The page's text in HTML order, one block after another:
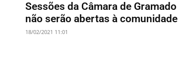
Sessões da Câmara de Gramado
não serão abertas à comunidade
18/02/2021 11:01